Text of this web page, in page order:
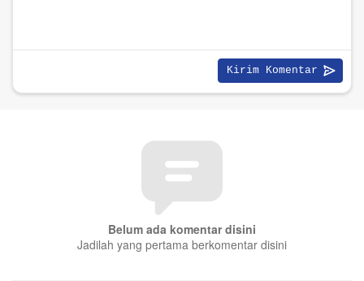
Belum ada komentar disini
Jadilah yang pertama berkomentar disini